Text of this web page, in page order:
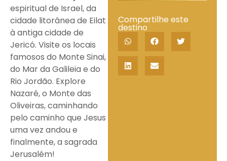
espiritual de Israel, da
cidade litorânea de Eilat
à antiga cidade de
Jericó. Visite os locais
famosos do Monte Sinai,
do Mar da Galileia e do
Rio Jordão. Explore
Nazaré, o Monte das
Oliveiras, caminhando
pelo caminho que Jesus
uma vez andou e
finalmente, a sagrada
Jerusalém!
Compartilhe este
destino